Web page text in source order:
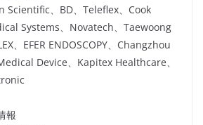
Scientific、BD、Teleflex、Cook
Systems、Novatech、Taewoong
、EFER ENDOSCOPY、Changzhou
Device、Kapitex Healthcare、
報